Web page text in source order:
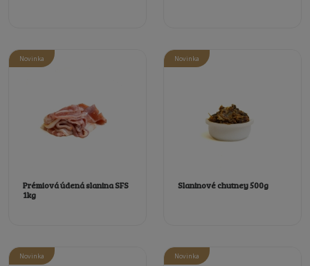
Novinka
Prémiová údená slanina SFS
1kg
Novinka
Slaninové chutney 500g
Novinka Novinka